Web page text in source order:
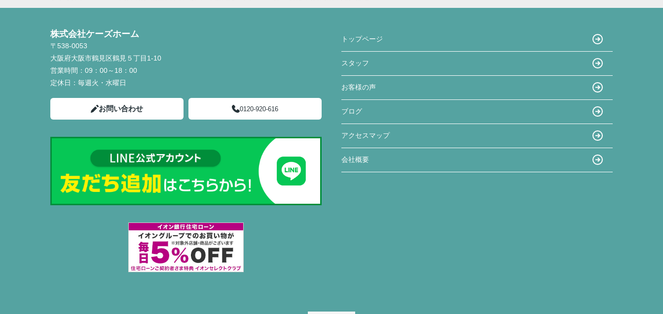
株式会社ケーズホーム
〒538-0053
大阪府大阪市鶴見区鶴見５丁目1-10
営業時間： 09：00～18：00
定休日： 毎週火・水曜日
お問い合わせ 0120-920-616
トップページ
スタッフ
お客様の声
ブログ
アクセスマップ
会社概要